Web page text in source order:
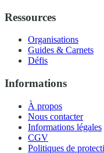
Ressources
Organisations
Guides & Carnets
Défis
Informations
À propos
Nous contacter
Informations légales
CGV
Politiques de